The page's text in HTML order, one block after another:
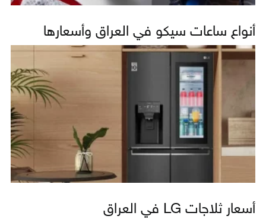
أنواع ساعات سيكو في العراق وأسعارها
أسعار ثلاجات LG في العراق